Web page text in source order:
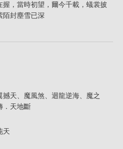
握，當時初望，爾今千載，蟻裳披
陌封塵雪已深
撼天、魔風煞、迴龍逆海、魔之
．天地斷
天